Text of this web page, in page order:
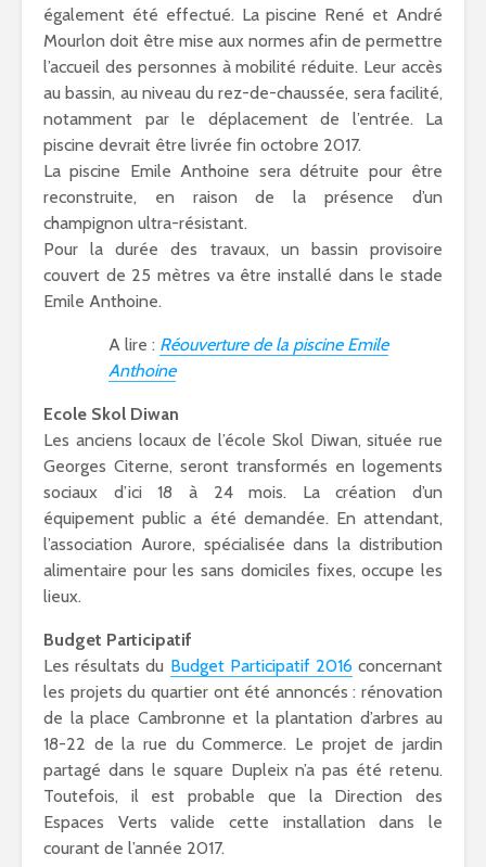
également été effectué. La piscine René et André
Mourlon doit être mise aux normes afin de permettre
l’accueil des personnes à mobilité réduite. Leur accès
au bassin, au niveau du rez-de-chaussée, sera facilité,
notamment par le déplacement de l’entrée. La
piscine devrait être livrée fin octobre 2017.
La piscine Emile Anthoine sera détruite pour être
reconstruite, en raison de la présence d’un
champignon ultra-résistant.
Pour la durée des travaux, un bassin provisoire
couvert de 25 mètres va être installé dans le stade
Emile Anthoine.
A lire : Réouverture de la piscine Emile
Anthoine
Ecole Skol Diwan
Les anciens locaux de l’école Skol Diwan, située rue
Georges Citerne, seront transformés en logements
sociaux d’ici 18 à 24 mois. La création d’un
équipement public a été demandée. En attendant,
l’association Aurore, spécialisée dans la distribution
alimentaire pour les sans domiciles fixes, occupe les
lieux.
Budget Participatif
Les résultats du Budget Participatif 2016concernant
les projets du quartier ont été annoncés : rénovation
de la place Cambronne et la plantation d’arbres au
18-22 de la rue du Commerce. Le projet de jardin
partagé dans le square Dupleix n’a pas été retenu.
Toutefois, il est probable que la Direction des
Espaces Verts valide cette installation dans le
courant de l’année 2017.